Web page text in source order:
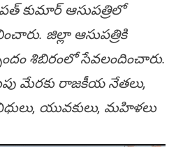
కుమార్ ఆసుపత్రిలో
జిల్లా ఆసుపత్రికి
శిబిరంలో సేవలందించారు.
మేరకు రాజకీయ నేతలు,
యువకులు, మహిళలు